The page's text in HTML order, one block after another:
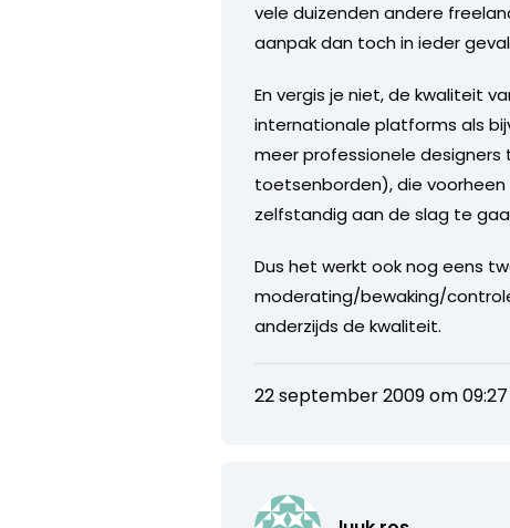
vele duizenden andere
aanpak dan toch in ieder
En vergis je niet, de kwaliteit
internationale platforms als
meer professionele designers
toetsenborden), die
zelfstandig aan de slag te
Dus het werkt ook nog eens
moderating/bewaking/
anderzijds de kwaliteit.
22 september 2009 om 09:27